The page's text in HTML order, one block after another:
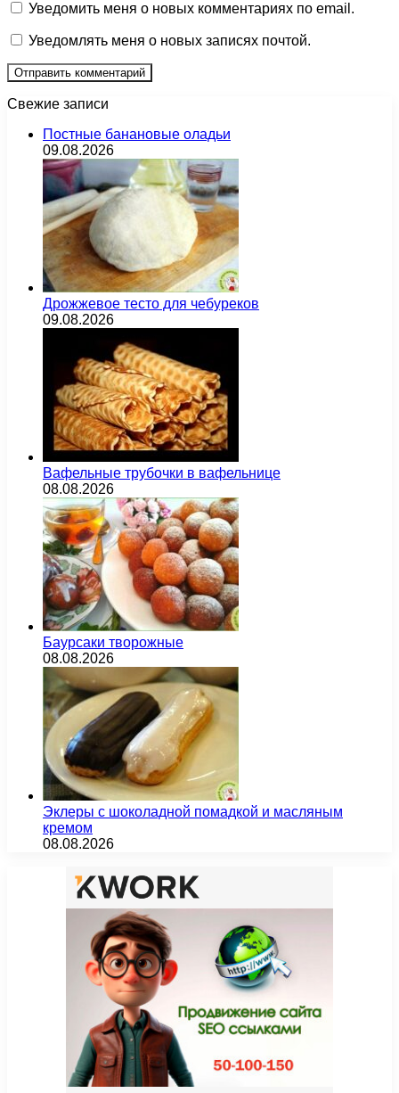
Уведомить меня о новых комментариях по email.
Уведомлять меня о новых записях почтой.
Свежие записи
Постные банановые оладьи
09.08.2026
Дрожжевое тесто для чебуреков
09.08.2026
Вафельные трубочки в вафельнице
08.08.2026
Баурсаки творожные
08.08.2026
Эклеры с шоколадной помадкой и масляным
кремом
08.08.2026